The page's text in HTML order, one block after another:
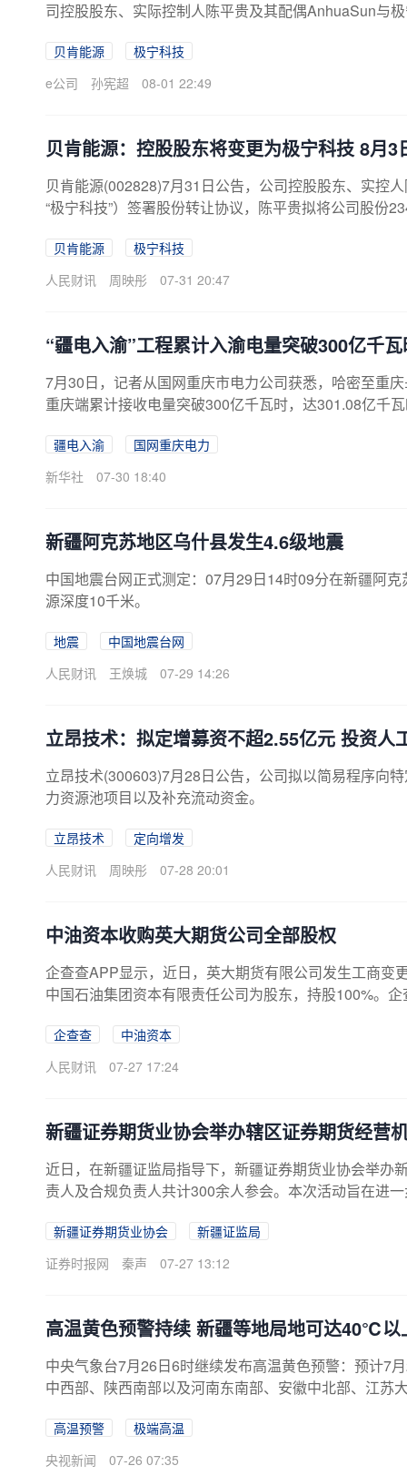
司控股股东、实际控制人陈平贵及其配偶AnhuaSun与
总股本的11.65%）转让给极宁科技，交易对价为4.08
届满后，拟以大宗交易的方式将其持有的304.47万股贝
贝肯能源
极宁科技
e公司
孙宪超 08-01 22:49
贝肯能源：控股股东将变更为极宁科技 8月3
贝肯能源(002828)7月31日公告，公司控股股东、实控
“极宁科技”）签署股份转让协议，陈平贵拟将公司股份
益变动完成后，极宁科技持有公司13.16%股份，公司
司股票8月3日复牌。
贝肯能源
极宁科技
人民财讯
周映彤 07-31 20:47
“疆电入渝”工程累计入渝电量突破300亿千
7月30日，记者从国网重庆市电力公司获悉，哈密至重
重庆端累计接收电量突破300亿千瓦时，达301.08亿千
疆电入渝
国网重庆电力
新华社
07-30 18:40
新疆阿克苏地区乌什县发生4.6级地震
中国地震台网正式测定：07月29日14时09分在新疆阿
源深度10千米。
地震
中国地震台网
人民财讯
王焕城 07-29 14:26
立昂技术：拟定增募资不超2.55亿元 投资人
立昂技术(300603)7月28日公告，公司拟以简易程序向
力资源池项目以及补充流动资金。
立昂技术
定向增发
人民财讯
周映彤 07-28 20:01
中油资本收购英大期货公司全部股权
企查查APP显示，近日，英大期货有限公司发生工商变
中国石油集团资本有限责任公司为股东，持股100%。
企查查
中油资本
人民财讯
07-27 17:24
新疆证券期货业协会举办辖区证券期货经营
近日，在新疆证监局指导下，新疆证券期货业协会举办
责人及合规负责人共计300余人参会。本次活动旨在进
构持续健康发展，既要辩证看待当前经济形势、市场情
不同程度的经营观、业绩观和风险观偏差问题。各机构
新疆证券期货业协会
新疆证监局
证券时报网
秦声 07-27 13:12
高温黄色预警持续 新疆等地局地可达40℃以
中央气象台7月26日6时继续发布高温黄色预警：预计7
中西部、陕西南部以及河南东南部、安徽中北部、江苏
盆地、重庆西部、浙江北部、河南东南部、安徽北部
新疆东部和南疆盆地、内蒙古西部、重庆西部、四川
高温预警
极端高温
央视新闻
07-26 07:35